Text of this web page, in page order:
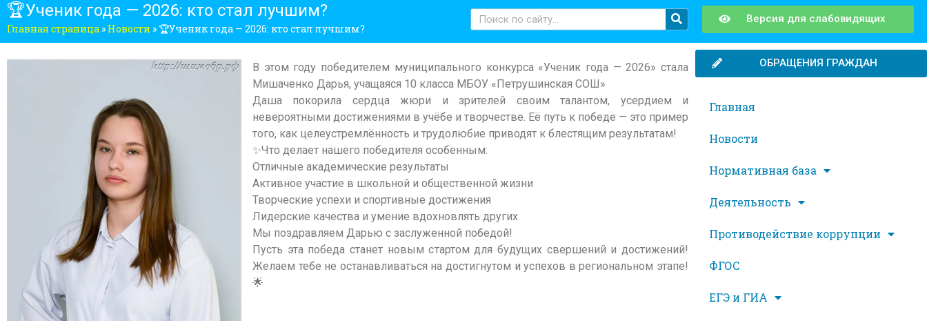
🏆Ученик года — 2026: кто стал лучшим?
Главная страница » Новости » 🏆Ученик года — 2026: кто стал лучшим?
Версия для слабовидящих
В этом году победителем муниципального конкурса «Ученик года — 2026» стала
Мишаченко Дарья, учащаяся 10 класса МБОУ «Петрушинская СОШ»
Даша покорила сердца жюри и зрителей своим талантом, усердием и
невероятными достижениями в учёбе и творчестве. Её путь к победе — это пример
того, как целеустремлённость и трудолюбие приводят к блестящим результатам!
✨Что делает нашего победителя особенным:
Отличные академические результаты
Активное участие в школьной и общественной жизни
Творческие успехи и спортивные достижения
Лидерские качества и умение вдохновлять других
Мы поздравляем Дарью с заслуженной победой!
Пусть эта победа станет новым стартом для будущих свершений и достижений!
Желаем тебе не останавливаться на достигнутом и успехов в региональном этапе!
🌟
ОБРАЩЕНИЯ ГРАЖДАН
Главная
Новости
Нормативная база
Деятельность
Противодействие коррупции
ФГОС
ЕГЭ и ГИА